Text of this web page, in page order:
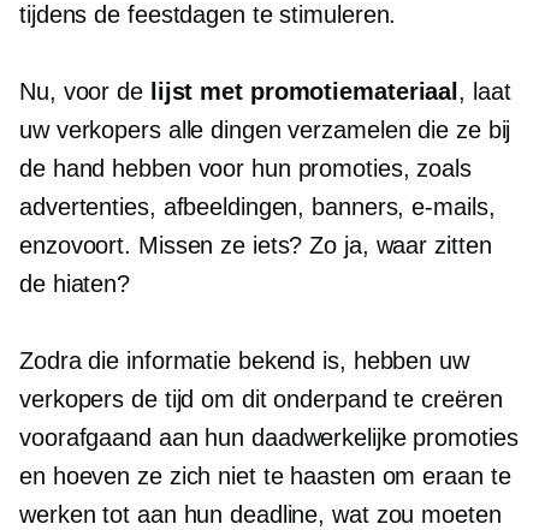
tijdens de feestdagen te stimuleren.
Nu, voor de lijst met promotiemateriaal , laat
uw verkopers alle dingen verzamelen die ze bij
de hand hebben voor hun promoties, zoals
advertenties, afbeeldingen, banners, e-mails,
enzovoort. Missen ze iets? Zo ja, waar zitten
de hiaten?
Zodra die informatie bekend is, hebben uw
verkopers de tijd om dit onderpand te creëren
voorafgaand aan hun daadwerkelijke promoties
en hoeven ze zich niet te haasten om eraan te
werken tot aan hun deadline, wat zou moeten